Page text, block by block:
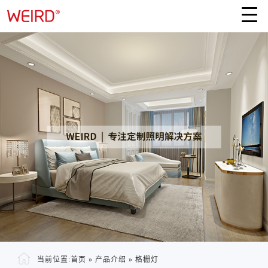
当前位置:首页 » 产品介绍 » 格栅灯